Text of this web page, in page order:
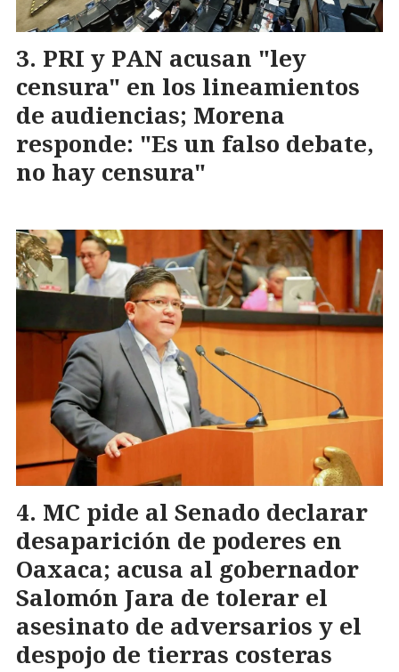
PRI y PAN acusan "ley
censura" en los lineamientos
de audiencias; Morena
responde: "Es un falso debate,
no hay censura"
MC pide al Senado declarar
desaparición de poderes en
Oaxaca; acusa al gobernador
Salomón Jara de tolerar el
asesinato de adversarios y el
despojo de tierras costeras